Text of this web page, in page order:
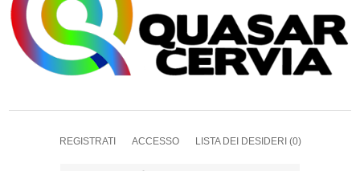
REGISTRATI ACCESSO LISTA DEI DESIDERI (0)